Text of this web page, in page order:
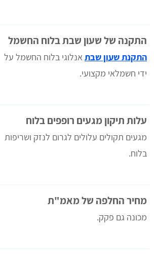
התקנה של שעון שבת בלוח החשמל
התקנת שעון שבתאנלוגי בלוח החשמל על
ידי חשמלאי מקצועי.
עלות תיקון מגעים רופפים בלוח
מגעים תקולים עלולים לגרום לנזק ושריפות
בלוח.
מחיר החלפה של מאמ"ת
מכונה גם פקק.